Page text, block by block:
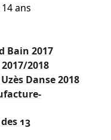
ans
Bain 2017
2017/2018
Danse2018
13